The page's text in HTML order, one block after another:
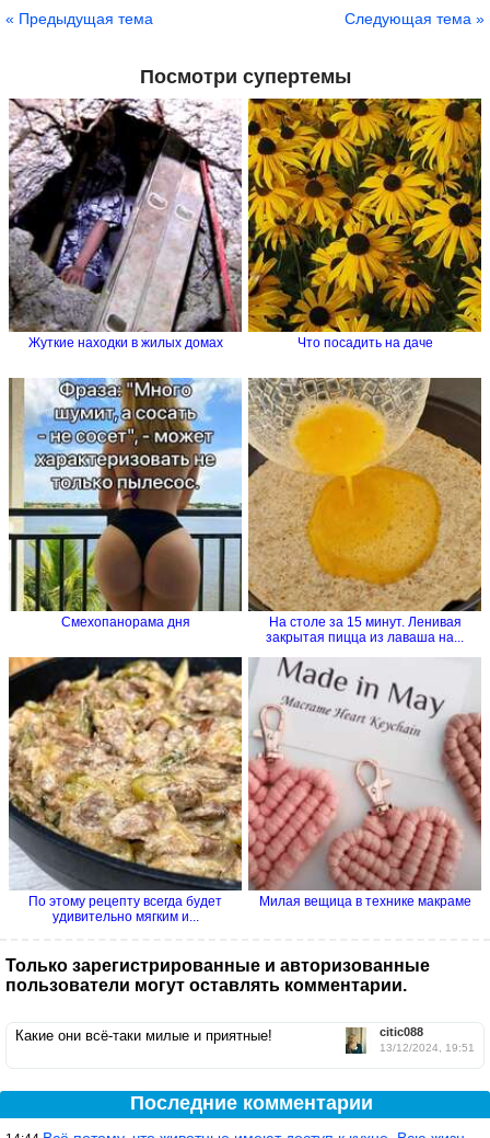
« Предыдущая тема Следующая тема »
Посмотри супертемы
Жуткие находки в жилых домах Что посадить на даче
Смехопанорама дня
На столе за 15 минут. Ленивая
закрытая пицца из лаваша на...
По этому рецепту всегда будет
удивительно мягким и...
Милая вещица в технике макраме
Только зарегистрированные и авторизованные
пользователи могут оставлять комментарии.
citic088
13/12/2024, 19:51
Какие они всё-таки милые и приятные!
Последние комментарии